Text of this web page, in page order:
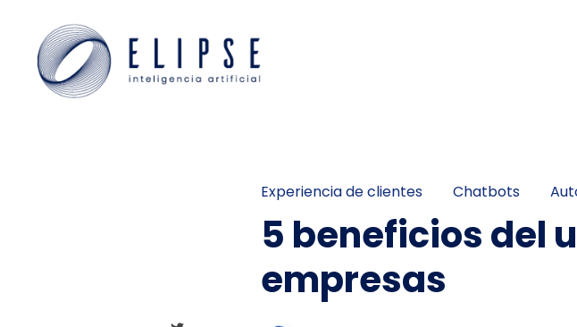
Experiencia de clientes Chatbots
5 beneficios del
empresas